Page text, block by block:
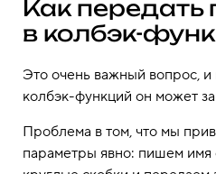
Как
в колбэк-
Это очень важный вопрос, и
колбэк-функций он может
Проблема в том, что мы
параметры явно: пишем имя